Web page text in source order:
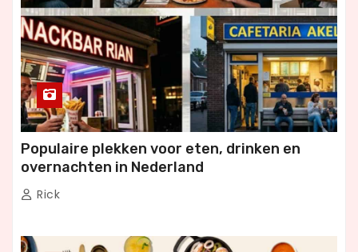
Populaire plekken voor eten, drinken en
overnachten in Nederland
Rick